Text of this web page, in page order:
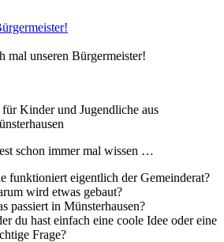
mal unseren Bürgermeister!
Kinder und Jugendliche aus
schon immer mal wissen …
funktioniert eigentlich der Gemeinderat?
wird etwas gebaut?
passiert in Münsterhausen?
du hast einfach eine coole Idee oder eine
Frage?